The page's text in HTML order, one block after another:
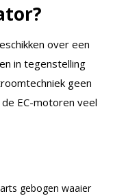
over een
in tegenstelling
geen
EC-motoren veel
gebogen waaier